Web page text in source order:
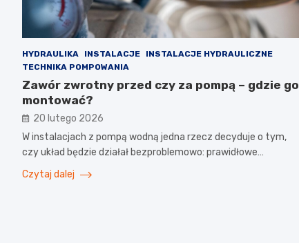
HYDRAULIKA INSTALACJE
INSTALACJE HYDRAULICZNE
TECHNIKA POMPOWANIA
Zawór zwrotny przed czy za pompą – gdzie go
montować?
20 lutego 2026
W instalacjach z pompą wodną jedna rzecz decyduje o tym,
czy układ będzie działał bezproblemowo: prawidłowe…
Czytaj dalej